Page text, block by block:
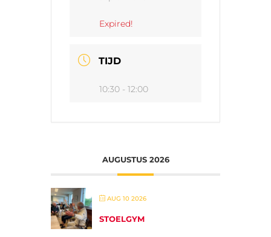
Expired!
TIJD
10:30 - 12:00
AUGUSTUS 2026
AUG 10 2026
STOELGYM